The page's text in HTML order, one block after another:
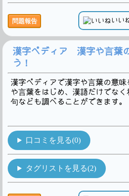
問題報告 いい
漢字ペディア 漢字や言葉
う！
漢字ペディアで漢字や言葉の意
や言葉をはじめ、漢語だけでな
句なども調べることができます。
口コミを見る(0)
タグリストを見る(2)